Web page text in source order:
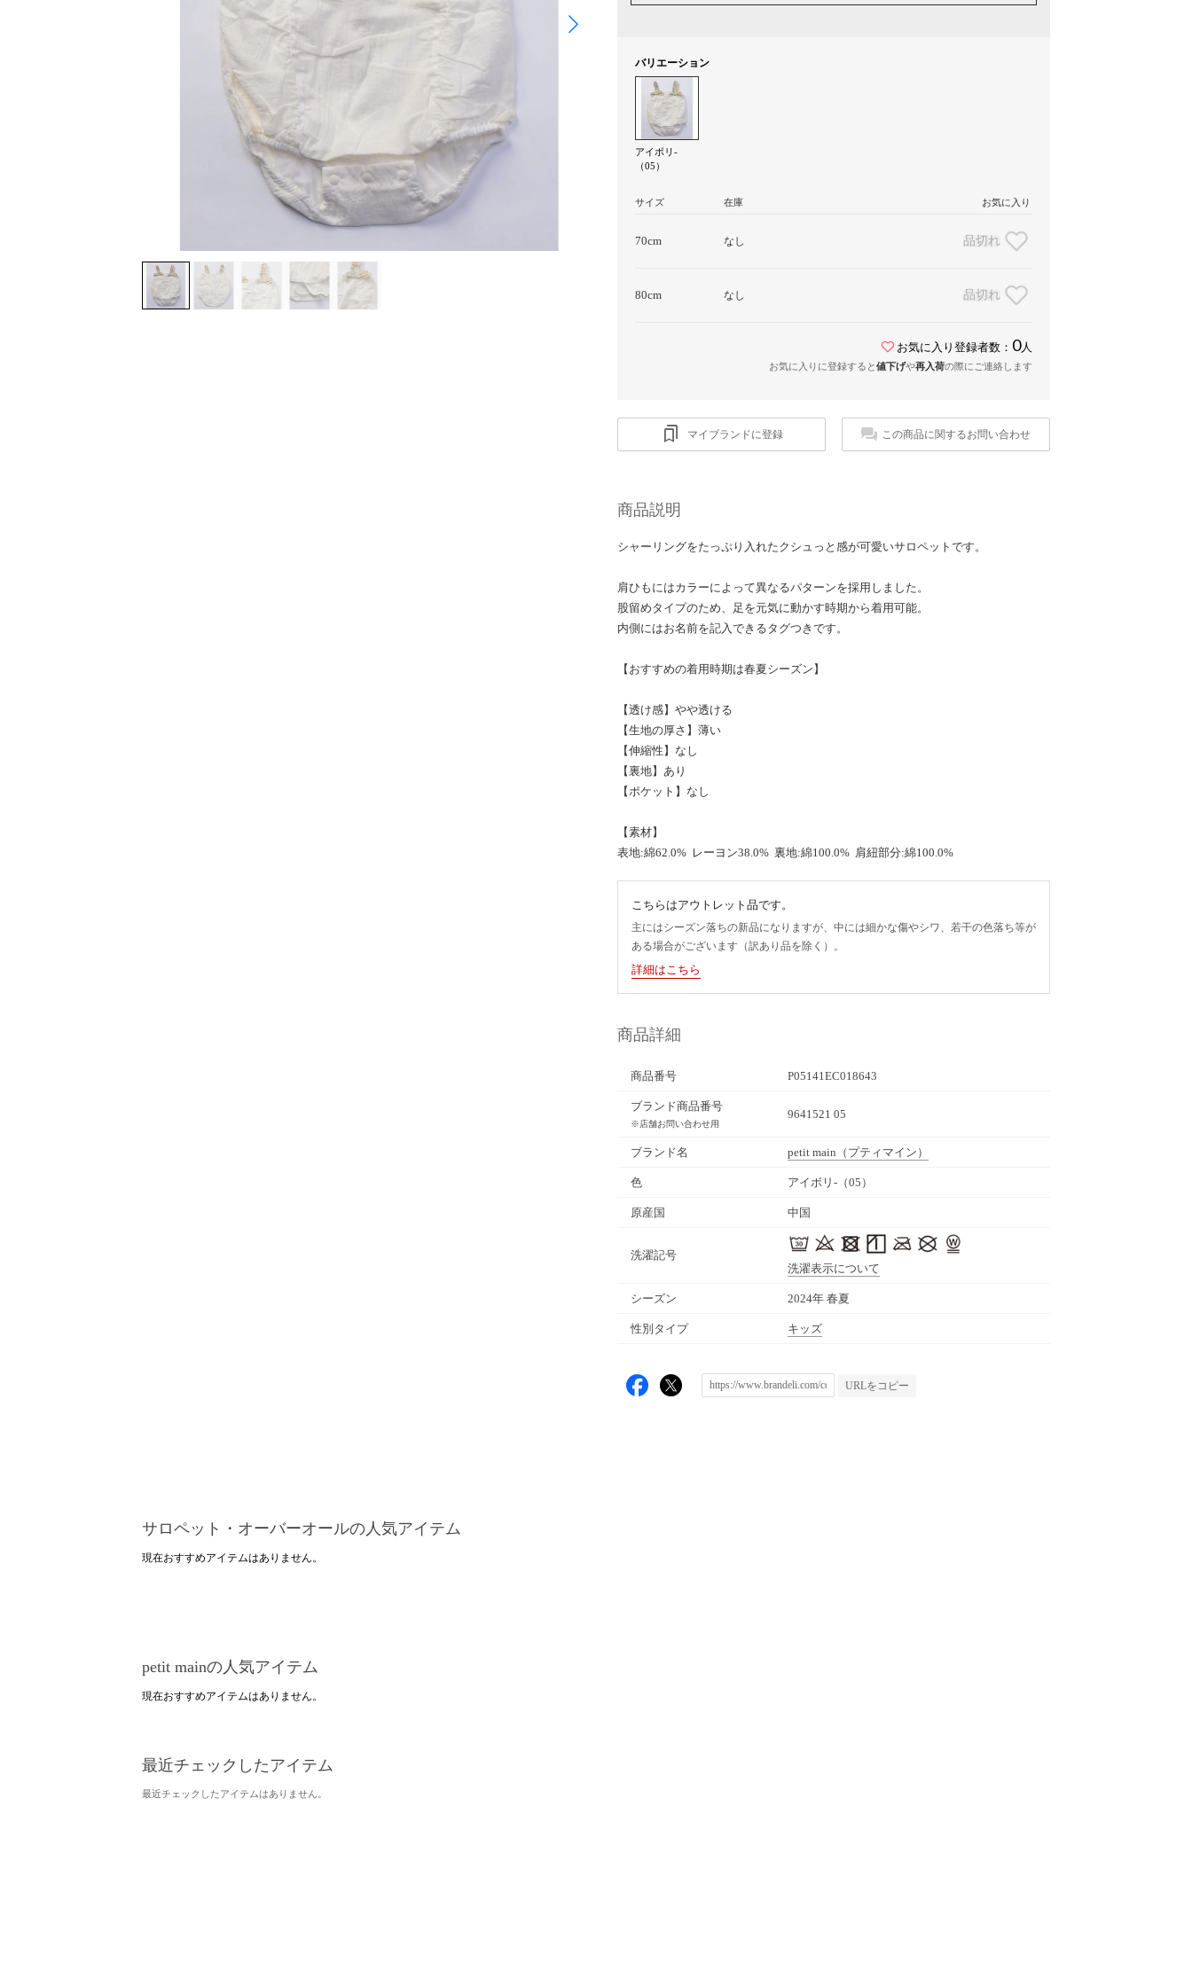
バリエーション
アイボリ-
（05）
サイズ 在庫 お気に入り
70cm なし 品切れ
80cm なし 品切れ
お気に入り登録者数： 0人
お気に入りに登録すると値下げや再入荷の際にご連絡します
マイブランドに登録 この商品に関するお問い合わせ
商品説明
シャーリングをたっぷり入れたクシュっと感が可愛いサロペットです。
肩ひもにはカラーによって異なるパターンを採用しました。
股留めタイプのため、足を元気に動かす時期から着用可能。
内側にはお名前を記入できるタグつきです。
【おすすめの着用時期は春夏シーズン】
【透け感】やや透ける
【生地の厚さ】薄い
【伸縮性】なし
【裏地】あり
【ポケット】なし
【素材】
表地:綿62.0% レーヨン38.0% 裏地:綿100.0% 肩紐部分:綿100.0%
こちらはアウトレット品です。
主にはシーズン落ちの新品になりますが、中には細かな傷やシワ、若干の色落ち等が
ある場合がございます（訳あり品を除く）。
詳細はこちら
商品詳細
商品番号 P05141EC018643
ブランド商品番号
※店舗お問い合わせ用
9641521 05
ブランド名 petit main （プティマイン）
色 アイボリ-（05）
原産国 中国
洗濯記号
洗濯表示について
シーズン 2024年 春夏
性別タイプ キッズ
URLをコピー
サロペット・オーバーオールの人気アイテム
現在おすすめアイテムはありません。
petit mainの人気アイテム
現在おすすめアイテムはありません。
最近チェックしたアイテム
最近チェックしたアイテムはありません。